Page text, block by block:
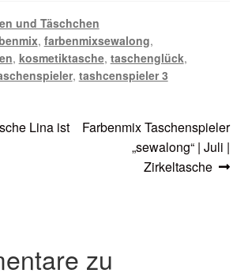
und Täschchen
, farbenmixsewalong,
, kosmetiktasche, taschenglück,
, tashcenspieler 3
Lina ist
Nächster
Farbenmix Taschenspieler
„sewalong“ | Juli |
Zirkeltasche
zu